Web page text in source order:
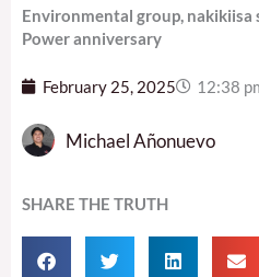
Environmental group, nakikiisa
Power anniversary
February 25, 2025 12:38
Michael Añonuevo
SHARE THE TRUTH